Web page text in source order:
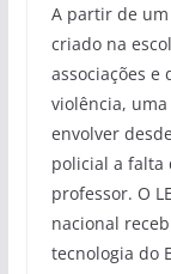
A partir de
criado na
associações e
violência,
envolver
policial a falta
professor. O
nacional
tecnologia do